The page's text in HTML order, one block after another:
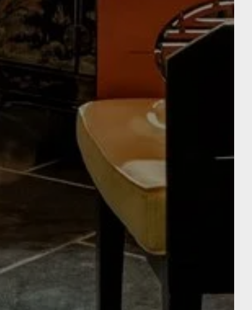
RESTAURANT & BAR